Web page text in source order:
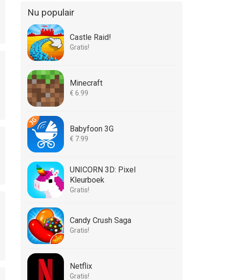
Nu populair
Castle Raid!
Gratis!
Minecraft
€ 6.99
Babyfoon 3G
€ 7.99
UNICORN 3D: Pixel
Kleurboek
Gratis!
Candy Crush Saga
Gratis!
Netflix
Gratis!